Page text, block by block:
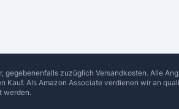
zuzüglich Versandkosten. Alle
Kauf. Als Amazon Associate verdienen wir an
werden.